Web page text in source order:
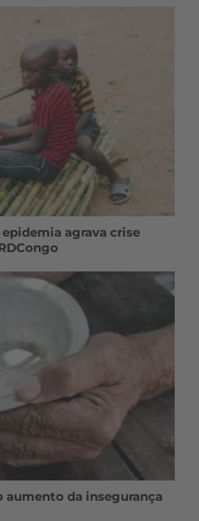
agrava crise
aumento da insegurança